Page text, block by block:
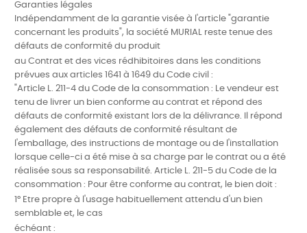
Garanties légales
Indépendamment de la garantie visée à l'article "garantie
concernant les produits", la société MURIAL reste tenue des
défauts de conformité du produit
au Contrat et des vices rédhibitoires dans les conditions
prévues aux articles 1641 à 1649 du Code civil :
"Article L. 211-4 du Code de la consommation : Le vendeur est
tenu de livrer un bien conforme au contrat et répond des
défauts de conformité existant lors de la délivrance. Il répond
également des défauts de conformité résultant de
l'emballage, des instructions de montage ou de l'installation
lorsque celle-ci a été mise à sa charge par le contrat ou a été
réalisée sous sa responsabilité. Article L. 211-5 du Code de la
consommation : Pour être conforme au contrat, le bien doit :
1° Etre propre à l'usage habituellement attendu d'un bien
semblable et, le cas
échéant :